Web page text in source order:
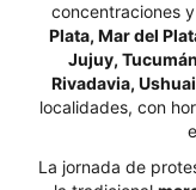
concentraciones
Plata, Mar del
Jujuy,
Rivadavia,
localidades, con
La jornada de